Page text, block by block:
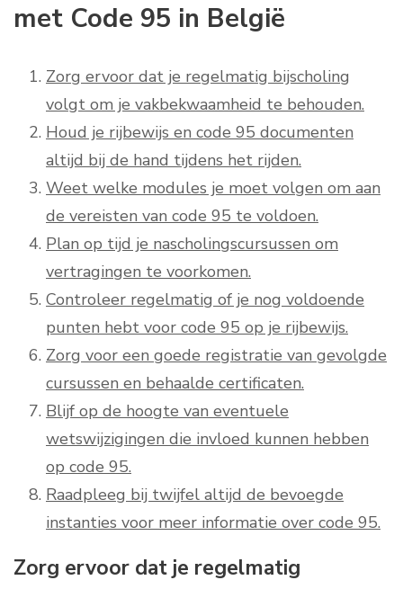
met Code 95 in België
Zorg ervoor dat je regelmatig bijscholing
volgt om je vakbekwaamheid te behouden.
Houd je rijbewijs en code 95 documenten
altijd bij de hand tijdens het rijden.
Weet welke modules je moet volgen om aan
de vereisten van code 95 te voldoen.
Plan op tijd je nascholingscursussen om
vertragingen te voorkomen.
Controleer regelmatig of je nog voldoende
punten hebt voor code 95 op je rijbewijs.
Zorg voor een goede registratie van gevolgde
cursussen en behaalde certificaten.
Blijf op de hoogte van eventuele
wetswijzigingen die invloed kunnen hebben
op code 95.
Raadpleeg bij twijfel altijd de bevoegde
instanties voor meer informatie over code 95.
Zorg ervoor dat je regelmatig